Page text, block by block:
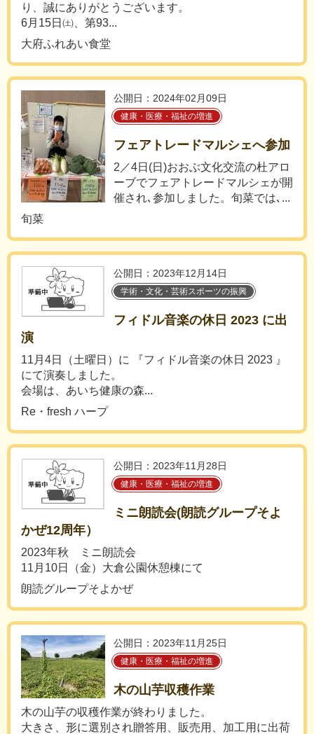
り、誠にありがとうございます。
6月15日㈯、第93...
大府ふれあい食堂
公開日：2024年02月09日
健康・医療・福祉の増進
フェアトレードマルシェへ参加
2／4日(日)おおぶ文化交流の杜アロ
ーブでフェアトレードマルシェが開
催され､参加しました。旬菜では､...
旬菜
公開日：2023年12月14日
学術・文化・芸術スポーツの振興
フィドル音楽の休日 2023 に出
演
11月4日（土曜日）に 『フィドル音楽の休日 2023 』
にて演奏しました。
会場は、あいち健康の森...
Re・fresh ハープ
公開日：2023年11月28日
健康・医療・福祉の増進
ミニ朗読会(朗読グループそよ
かぜ12周年）
2023年秋 ミニ朗読会
11月10日（金）大倉公園休憩棟にて
朗読グループそよかぜ
公開日：2023年11月25日
健康・医療・福祉の増進
木の山芋収穫作業
木の山芋の収穫作業が終わりました。
大きさ、形に選別され贈答用、販売用、加工用に出荷